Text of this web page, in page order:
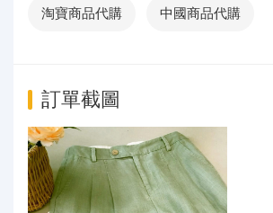
淘寶商品代購 中國商品代購
訂單截圖